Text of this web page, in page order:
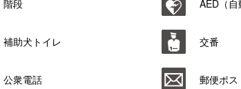
階段 AED（自
補助犬トイレ 交番
公衆電話 郵便ポス